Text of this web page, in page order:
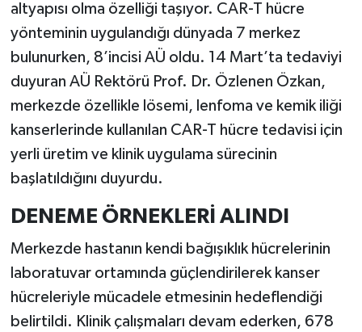
altyapısı olma özelliği taşıyor. CAR-T hücre
yönteminin uygulandığı dünyada 7 merkez
bulunurken, 8’incisi AÜ oldu. 14 Mart’ta tedaviyi
duyuran AÜ Rektörü Prof. Dr. Özlenen Özkan,
merkezde özellikle lösemi, lenfoma ve kemik iliği
kanserlerinde kullanılan CAR-T hücre tedavisi için
yerli üretim ve klinik uygulama sürecinin
başlatıldığını duyurdu.
DENEME ÖRNEKLERİ ALINDI
Merkezde hastanın kendi bağışıklık hücrelerinin
laboratuvar ortamında güçlendirilerek kanser
hücreleriyle mücadele etmesinin hedeflendiği
belirtildi. Klinik çalışmaları devam ederken, 678